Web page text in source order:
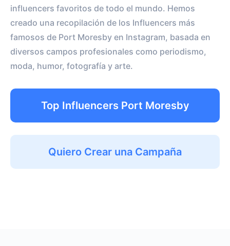
influencers favoritos de todo el mundo. Hemos
creado una recopilación de los Influencers más
famosos de Port Moresby en Instagram, basada en
diversos campos profesionales como periodismo,
moda, humor, fotografía y arte.
Top Influencers Port Moresby
Quiero Crear una Campaña